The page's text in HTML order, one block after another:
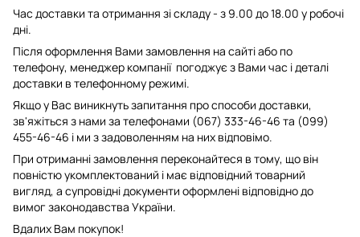
Час доставки та отримання зі складу - з 9.00 до 18.00 у робочі
дні.
Після оформлення Вами замовлення на сайті або по
телефону, менеджер компанії погоджує з Вами час і деталі
доставки в телефонному режимі.
Якщо у Вас виникнуть запитання про способи доставки,
зв'яжіться з нами за телефонами (067) 333-46-46 та (099)
455-46-46 і ми з задоволенням на них відповімо.
При отриманні замовлення переконайтеся в тому, що він
повністю укомплектований і має відповідний товарний
вигляд, а супровідні документи оформлені відповідно до
вимог законодавства України.
Вдалих Вам покупок!